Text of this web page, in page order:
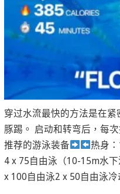
穿过水流最快的方法是在
豚踢。 启动和转弯后，每
推荐的游泳装备
热身
4 x 75自由泳（10-15m水
x 100自由泳2 x 50自由泳